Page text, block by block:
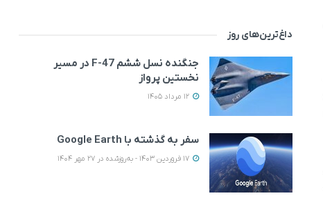
داغ‌ترین‌های روز
جنگنده نسل ششم F-47 در مسیر
نخستین پرواز
سفر به گذشته با Google Earth